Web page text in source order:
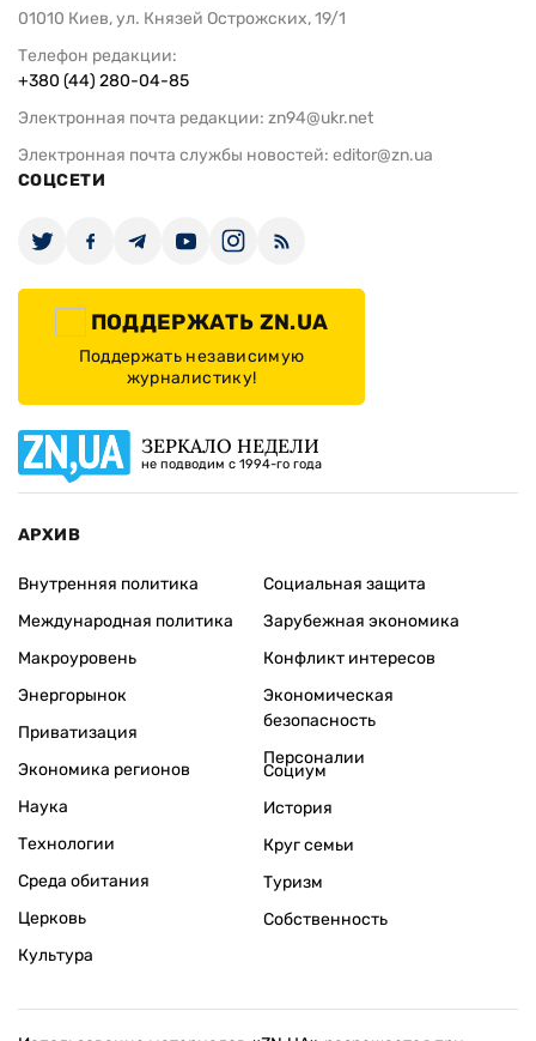
01010 Киев, ул. Князей Острожских, 19/1
Телефон редакции:
+380 (44) 280-04-85
Электронная почта редакции: zn94@ukr.net
Электронная почта службы новостей: editor@zn.ua
СОЦСЕТИ
ПОДДЕРЖАТЬ ZN.UA
Поддержать независимую
журналистику!
ЗЕРКАЛО НЕДЕЛИ
не подводим с 1994-го года
АРХИВ
Внутренняя политика
Международная политика
Макроуровень
Энергорынок
Приватизация
Экономика регионов
Социальная защита
Зарубежная экономика
Конфликт интересов
Экономическая
безопасность
Персоналии
Наука
Технологии
Среда обитания
Церковь
Культура
Социум
История
Круг семьи
Туризм
Собственность